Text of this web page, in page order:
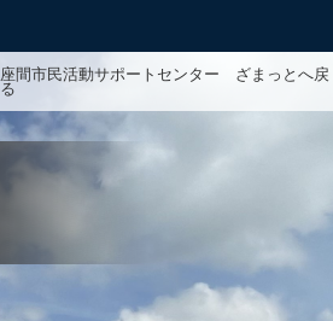
座間市民活動サポートセンター ざまっとへ戻
る